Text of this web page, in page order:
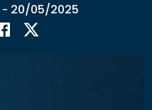
- 20/05/2025